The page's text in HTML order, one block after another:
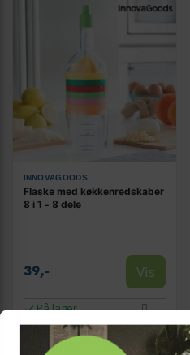
INNOVAGOODS
Flaske med køkkenredskaber
8 i 1 - 8 dele
39,- Vis
På lager